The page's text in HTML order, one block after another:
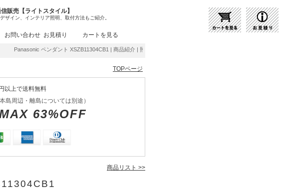
販売【ライトスタイル】
ザイン、インテリア照明、取付方法もご紹介。
お問い合わせ お見積り カートを見る
Panasonic ペンダント XSZB11304CB1 | 商品紹介 | 照明器具の通販・インテリア照明の通信販売【ライトスタイ
TOPページ
以上で送料無料
島周辺・離島については別途）
63%OFF
商品リスト >>